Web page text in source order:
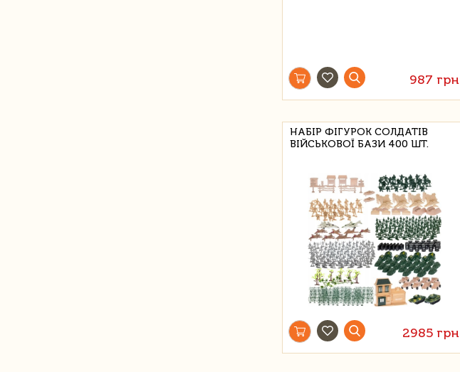
987 грн
НАБІР ФІГУРОК СОЛДАТІВ
ВІЙСЬКОВОЇ БАЗИ 400 ШТ.
2985 грн